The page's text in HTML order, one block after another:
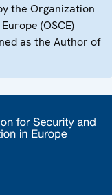
the Organization
(OSCE)
as the Author of